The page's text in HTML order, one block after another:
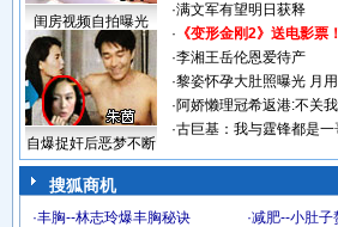
闺房视频自拍曝光
自爆捉奸后恶梦不断
·满文军有望明日获释
· 《变形金刚2》送电影票！
·李湘王岳伦恩爱待产
·黎姿怀孕大肚照曝光 月
·阿娇懒理冠希返港:不关
·古巨基：我与霆锋都是一
搜狐商机
·丰胸--林志玲爆丰胸秘诀 ·减肥--小肚子